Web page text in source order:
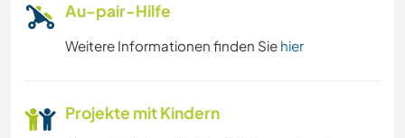
Au-pair-Hilfe
Weitere Informationen finden Sie hier
Projekte mit Kindern